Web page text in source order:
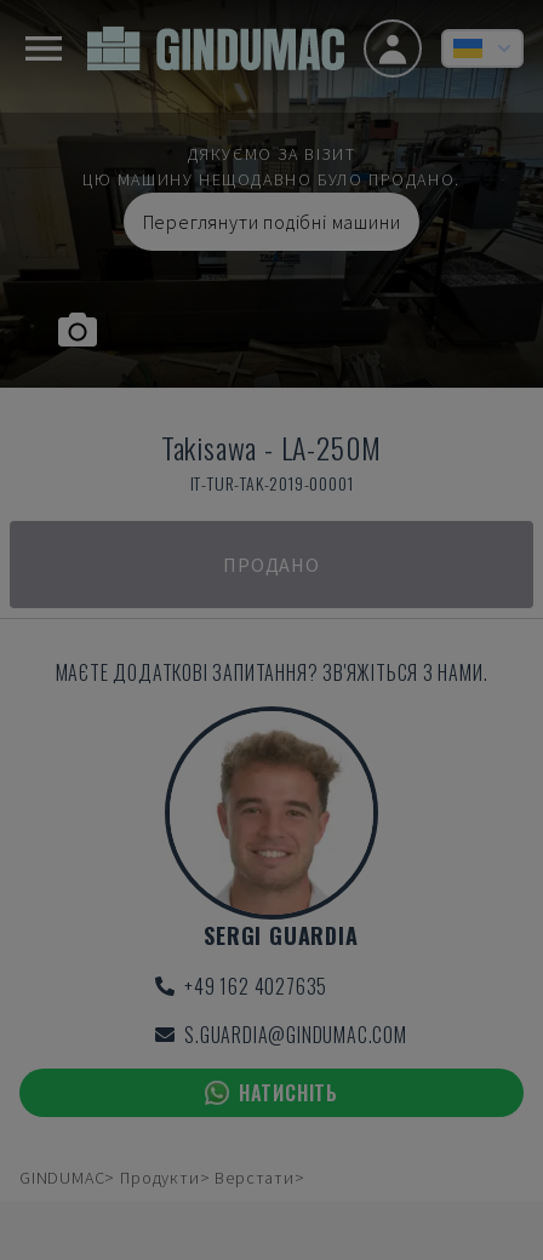
ДЯКУЄМО ЗА ВІЗИТ
ЦЮ МАШИНУ НЕЩОДАВНО БУЛО ПРОДАНО.
Переглянути подібні машини
Takisawa - LA-250M
IT-TUR-TAK-2019-00001
ПРОДАНО
МАЄТЕ ДОДАТКОВІ ЗАПИТАННЯ? ЗВ'ЯЖІТЬСЯ З НАМИ.
SERGI GUARDIA
+49 162 4027635
S.GUARDIA@GINDUMAC.COM
НАТИСНІТЬ
GINDUMAC Продукти Верстати